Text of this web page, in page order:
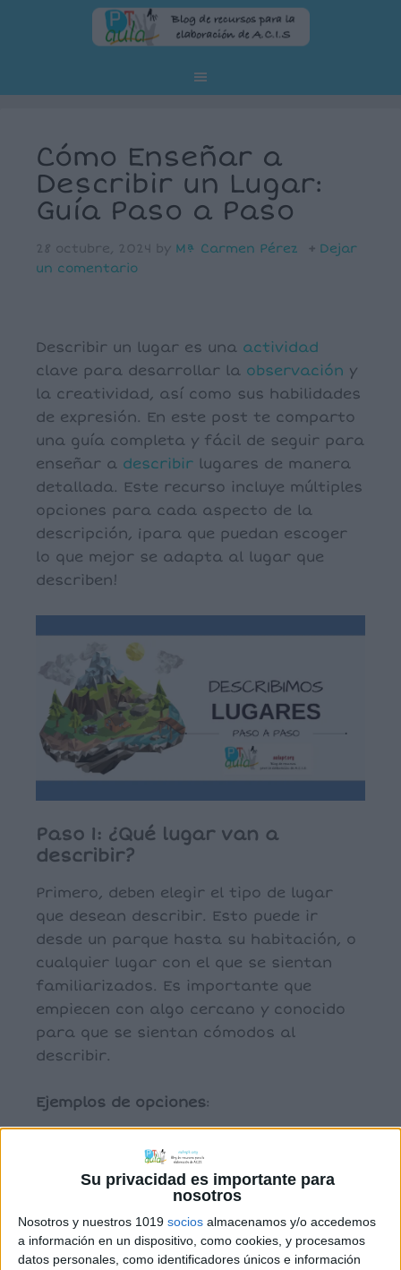
Su privacidad es importante para
nosotros
Nosotros y nuestros 1019 socios almacenamos y/o accedemos
a información en un dispositivo, como cookies, y procesamos
datos personales, como identificadores únicos e información
Cómo Enseñar a
Describir un Lugar:
Guía Paso a Paso
28 octubre, 2024 by Mª Carmen Pérez
Dejar
un comentario
Describir un lugar es una actividad
clave para desarrollar la observación y
la creatividad, así como sus habilidades
de expresión. En este post te comparto
una guía completa y fácil de seguir para
enseñar a describir lugares de manera
detallada. Este recurso incluye múltiples
opciones para cada aspecto de la
descripción, ¡para que puedan escoger
lo que mejor se adapta al lugar que
describen!
Paso 1: ¿Qué lugar van a
describir?
Primero, deben elegir el tipo de lugar
que desean describir. Esto puede ir
desde un parque hasta su habitación, o
cualquier lugar con el que se sientan
familiarizados. Es importante que
empiecen con algo cercano y conocido
para que se sientan cómodos al
describir.
Ejemplos de opciones:
Una playa
Un parque
Una montaña
La escuela
Otro